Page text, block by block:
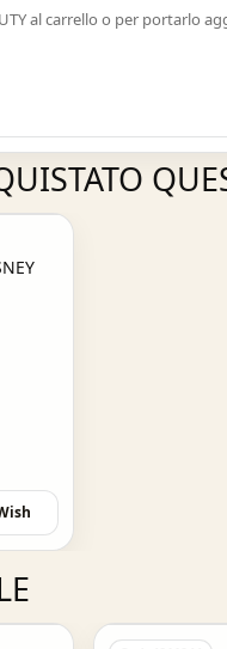
al carrello o per portarlo